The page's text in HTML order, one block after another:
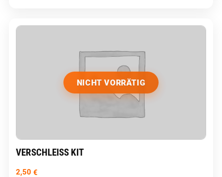
NICHT VORRÄTIG
VERSCHLEISS KIT
2,50 €